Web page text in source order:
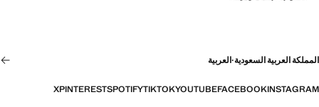
المملكة العربية السعودية·العربية
INSTAGRAM
FACEBOOK
YOUTUBE
TIKTOK
SPOTIFY
PINTEREST
X